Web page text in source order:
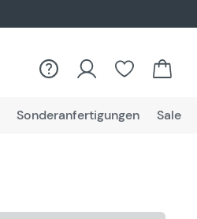
Du hast 0
Sonderanfertigungen Sale